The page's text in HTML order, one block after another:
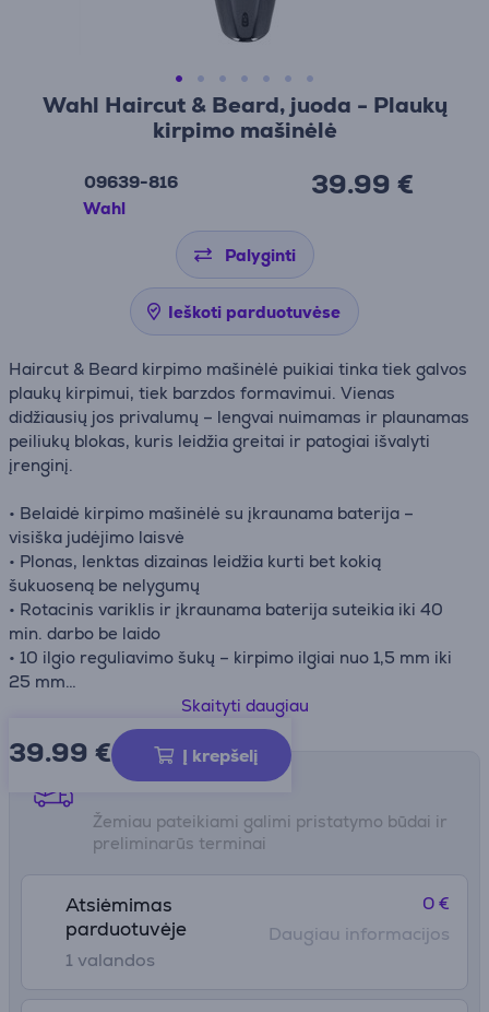
Wahl Haircut & Beard, juoda - Plaukų
kirpimo mašinėlė
09639-816
Wahl
39.99 €
Palyginti
Ieškoti parduotuvėse
Haircut & Beard kirpimo mašinėlė puikiai tinka tiek galvos
plaukų kirpimui, tiek barzdos formavimui. Vienas
didžiausių jos privalumų – lengvai nuimamas ir plaunamas
peiliukų blokas, kuris leidžia greitai ir patogiai išvalyti
įrenginį.
• Belaidė kirpimo mašinėlė su įkraunama baterija –
visiška judėjimo laisvė
• Plonas, lenktas dizainas leidžia kurti bet kokią
šukuoseną be nelygumų
• Rotacinis variklis ir įkraunama baterija suteikia iki 40
min. darbo be laido
• 10 ilgio reguliavimo šukų – kirpimo ilgiai nuo 1,5 mm iki
25 mm
• Pilnas kirpimo rinkinys – viskas, ko reikia plaukų kirpimui
Skaityti daugiau
39.99 € Į krepšelį
Pristatymo būdai
Žemiau pateikiami galimi pristatymo būdai ir
preliminarūs terminai
Atsiėmimas
parduotuvėje
1 valandos
0 €
Daugiau informacijos